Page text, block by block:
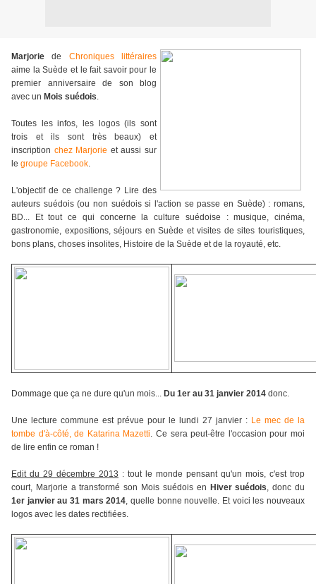
Marjorie de Chroniques littéraires
aime la Suède et le fait savoir pour le
premier anniversaire de son blog
avec un Mois suédois.
Toutes les infos, les logos (ils sont
trois et ils sont très beaux) et
inscription chez Marjorie et aussi sur
le groupe Facebook.
L'objectif de ce challenge ? Lire des
auteurs suédois (ou non suédois si l'action se passe en Suède) : romans,
BD... Et tout ce qui concerne la culture suédoise : musique, cinéma,
gastronomie, expositions, séjours en Suède et visites de sites touristiques,
bons plans, choses insolites, Histoire de la Suède et de la royauté, etc.
Dommage que ça ne dure qu'un mois... Du 1er au 31 janvier 2014 donc.
Une lecture commune est prévue pour le lundi 27 janvier : Le mec de la
tombe d'à-côté, de Katarina Mazetti. Ce sera peut-être l'occasion pour moi
de lire enfin ce roman !
Edit du 29 décembre 2013 : tout le monde pensant qu'un mois, c'est trop
court, Marjorie a transformé son Mois suédois en Hiver suédois, donc du
1er janvier au 31 mars 2014, quelle bonne nouvelle. Et voici les nouveaux
logos avec les dates rectifiées.